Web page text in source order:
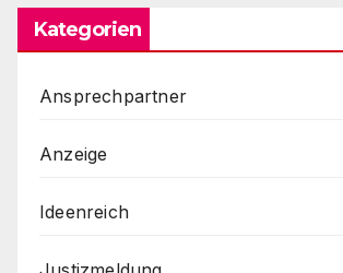
Kategorien
Ansprechpartner
Anzeige
Ideenreich